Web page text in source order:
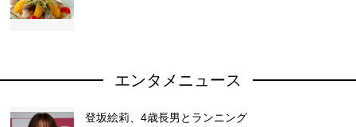
エンタメニュース
登坂絵莉、4歳長男とランニング